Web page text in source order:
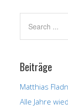
Beiträge
Matthias
Alle Jahre